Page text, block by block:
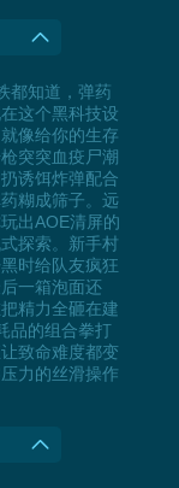
都知道，弹药
这个黑科技设
像给你的生存
突突血疫尸潮
诱饵炸弹配合
糊成筛子。远
出AOE清屏的
探索。新手村
时给队友疯狂
一箱泡面还
精力全砸在建
品的组合拳打
致命难度都变
力的丝滑操作